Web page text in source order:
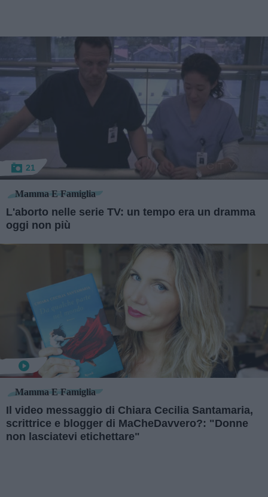
21
Mamma E Famiglia
L'aborto nelle serie TV: un tempo era un dramma
oggi non più
Mamma E Famiglia
Il video messaggio di Chiara Cecilia Santamaria,
scrittrice e blogger di MaCheDavvero?: "Donne
non lasciatevi etichettare"